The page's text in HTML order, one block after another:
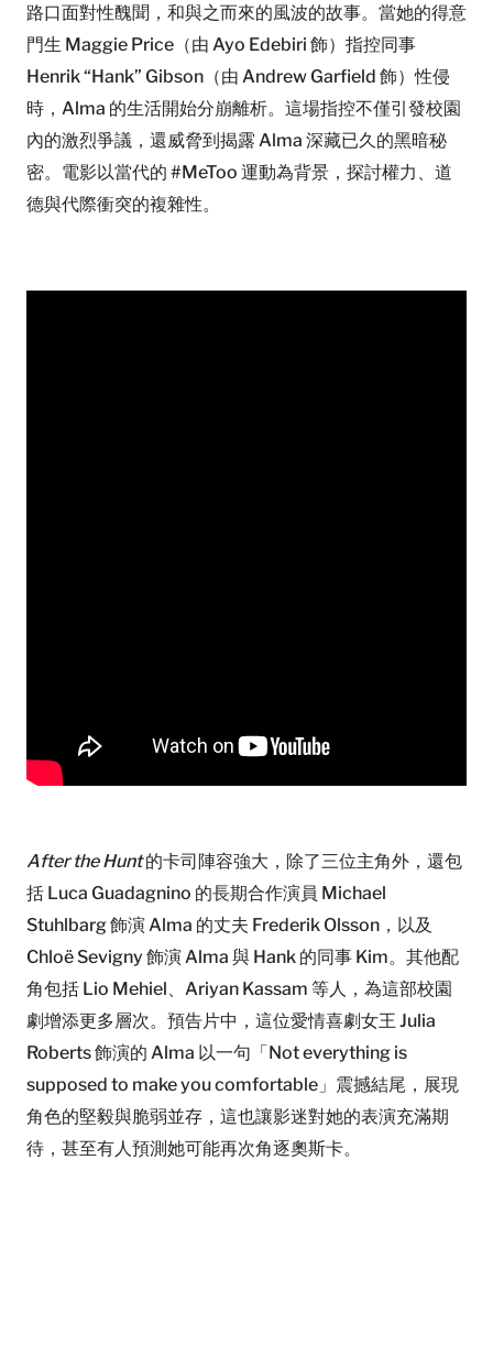
路口面對性醜聞，和與之而來的風波的故事。當她的得意
門生 Maggie Price（由 Ayo Edebiri 飾）指控同事
Henrik “Hank” Gibson（由 Andrew Garfield 飾）性侵
時，Alma 的生活開始分崩離析。這場指控不僅引發校園
內的激烈爭議，還威脅到揭露 Alma 深藏已久的黑暗秘
密。電影以當代的 #MeToo 運動為背景，探討權力、道
德與代際衝突的複雜性。
After the Hunt的卡司陣容強大，除了三位主角外，還包
括 Luca Guadagnino 的長期合作演員 Michael
Stuhlbarg 飾演 Alma 的丈夫 Frederik Olsson，以及
Chloë Sevigny 飾演 Alma 與 Hank 的同事 Kim。其他配
角包括 Lio Mehiel、Ariyan Kassam 等人，為這部校園
劇增添更多層次。預告片中，這位愛情喜劇女王 Julia
Roberts 飾演的 Alma 以一句「Not everything is
supposed to make you comfortable」震撼結尾，展現
角色的堅毅與脆弱並存，這也讓影迷對她的表演充滿期
待，甚至有人預測她可能再次角逐奧斯卡。